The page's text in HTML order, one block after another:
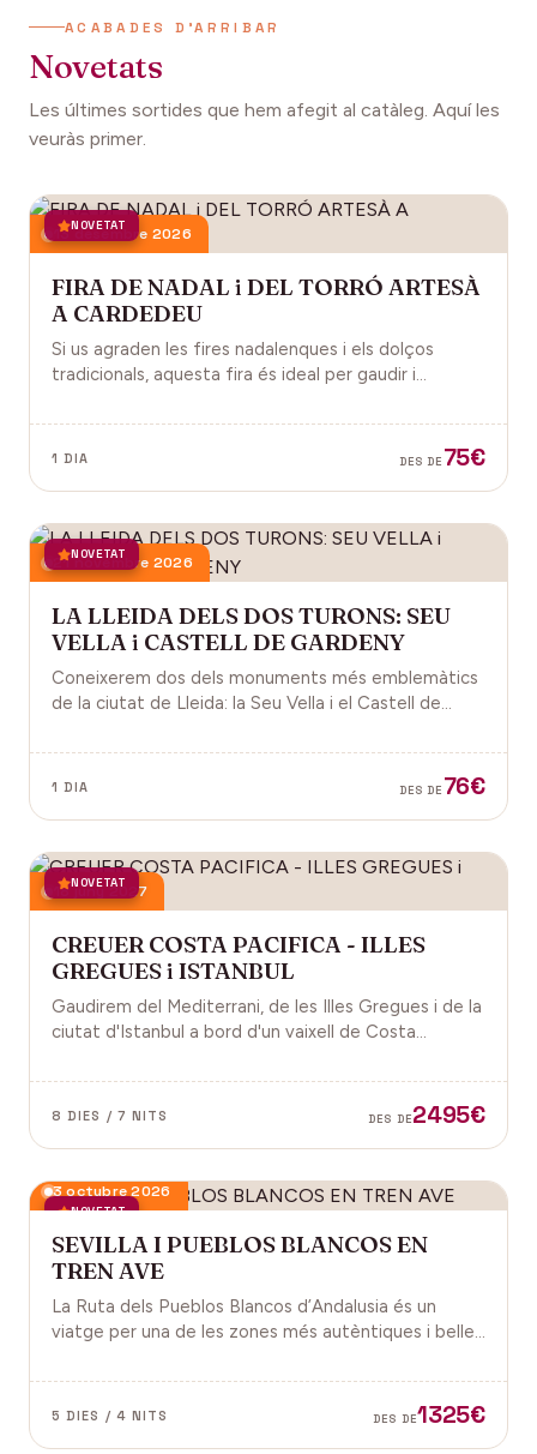
ACABADES D'ARRIBAR
Novetats
Les últimes sortides que hem afegit al catàleg. Aquí les
veuràs primer.
NOVETAT
13 desembre 2026
FIRA DE NADAL i DEL TORRÓ ARTESÀ
A CARDEDEU
Si us agraden les fires nadalenques i els dolços
tradicionals, aquesta fira és ideal per gaudir i
1 DIA DES DE 75€
NOVETAT
21 novembre 2026
LA LLEIDA DELS DOS TURONS: SEU
VELLA i CASTELL DE GARDENY
Coneixerem dos dels monuments més emblemàtics
de la ciutat de Lleida: la Seu Vella i el Castell de
1 DIA DES DE 76€
NOVETAT
18 juny 2027
CREUER COSTA PACIFICA - ILLES
GREGUES i ISTANBUL
Gaudirem del Mediterrani, de les Illes Gregues i de la
ciutat d'Istanbul a bord d'un vaixell de Costa
8 DIES / 7 NITS DES DE2495€
NOVETAT
3 octubre 2026
SEVILLA I PUEBLOS BLANCOS EN
TREN AVE
La Ruta dels Pueblos Blancos d’Andalusia és un
viatge per una de les zones més autèntiques i belles
Cadis i Màlaga. Vens amb nosaltres?
5 DIES / 4 NITS DES DE1325€